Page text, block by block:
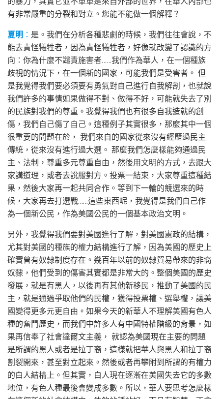
有非常嚴重的分裂和對立。您能不能做一個解釋？
夏明 ： 是。我們在分析各種悲劇的時候，我們往往會說，不
能去責怪犧牲者，因為責怪犧牲者，好像就改變了認識的方
向：你為什麼不譴責施害者……我們作為華人，在一個種族
歧視的情況下，在一個新的國家，可能我們是受害者。 但
是我覺得我們要必須要有勇氣對自己進行自我解剖，也就說
我們許多的事情如果做得不對、做得不好，可能就失去了別
的民族對我們的尊重。我覺得我們也有很多自我造就的創
傷，我們自己傷了自己。這種例子其實很多，那麼其中一個
很重要的問題在於， 我們來自的國家從來沒有經歷過民主
傳統，從來沒有進行過大選。 那麼我們怎麼樣能夠通過民
主、法制，尊重多元尊重自由，然後用文明的方式，去跟大
家講道理，或者去說服對方。投票一結束，大家尊重這種結
果，然後大家再一起共同合作。等到下一輪的競選來的時
候，大家再去打選戰……這些東西呢，我覺得是我們自己作
為一個新公民，作為美國公民的一個基本政治文明。
另外，我覺得我們要對美國進行了解，對美國憲政的結構，
尤其對美國的種族的權力結構進行了解，因為美國的歷史上
確實曾有奴隸制度存在。幾百年以前的奴隸貿易帶來的非裔
奴隸，他們受到的傷害其實都是非常大的。整個美國的歷史
發展，就是有黑人，以後再有其他新移民，推動了美國的民
主，就是通過爭取他們的民權，獲得投票權、選舉權，讓美
國變得更多元更自由。如果今天的新華人不理解美國有色人
種的奮鬥歷史，而我們中許多人有中國特權階級的背景，如
果再信奉了社會達爾文主義， 就認為美國現在主要的問題
是所謂的黑人或者是拉丁裔，這樣就把華人與黑人和拉丁裔
割裂開來，甚至對立起來。然後或者再攀附到所謂的有權力
的白人結構上。但其實，白人現在逐漸在美國失去它的多數
地位，有色人種最後會變成多數。所以，華人要思考怎麼樣